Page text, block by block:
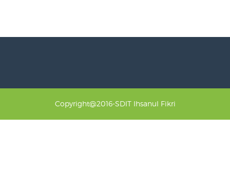
Copyright@2016-SDIT Ihsanul Fikri